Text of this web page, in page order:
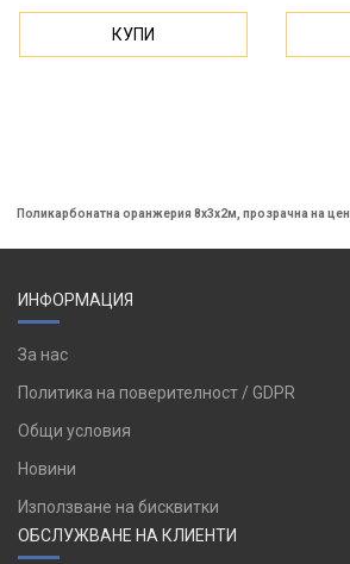
КУПИ
Поликарбонатна оранжерия 8х3х2м, прозрачна на
ИНФОРМАЦИЯ
За нас
Политика на поверителност / GDPR
Общи условия
Новини
Използване на бисквитки
ОБСЛУЖВАНЕ НА КЛИЕНТИ